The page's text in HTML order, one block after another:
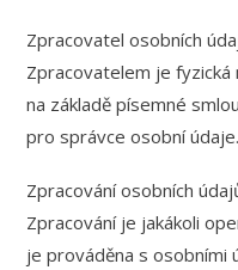
Zpracovatel osobních
Zpracovatelem je
na základě písemné
pro správce osobní údaje.
Zpracování osobních
Zpracování je jakákoli
je prováděna s osobními